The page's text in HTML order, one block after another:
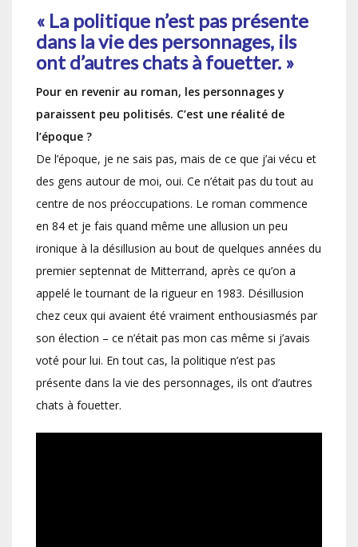
« La politique n’est pas présente
dans la vie des personnages, ils
ont d’autres chats à fouetter. »
Pour en revenir au roman, les personnages y
paraissent peu politisés. C’est une réalité de
l’époque ?
De l’époque, je ne sais pas, mais de ce que j’ai vécu et
des gens autour de moi, oui. Ce n’était pas du tout au
centre de nos préoccupations. Le roman commence
en 84 et je fais quand même une allusion un peu
ironique à la désillusion au bout de quelques années du
premier septennat de Mitterrand, après ce qu’on a
appelé le tournant de la rigueur en 1983. Désillusion
chez ceux qui avaient été vraiment enthousiasmés par
son élection – ce n’était pas mon cas même si j’avais
voté pour lui. En tout cas, la politique n’est pas
présente dans la vie des personnages, ils ont d’autres
chats à fouetter.